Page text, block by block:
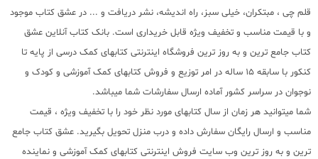
قلم چی ، مبتکران، خیلی سبز، راه اندیشه، نشر دریافت و ... در عشق کتاب موجود
و با قیمت مناسب و تخفیف ویژه قابل خریداری است. بانک کتاب آنلاین عشق
کتاب جامع ترین و به روز ترین فروشگاه اینترنتی کتابهای کمک درسی از پایه تا
کنکور با سابقه 15 ساله در امر توزیع و فروش کتابهای کمک آموزشی و کودک و
نوجوان در سراسر کشور آماده ارسال سفارشات شما میباشد.
شما میتوانید هر زمان از سال کتابهای مورد نظر خود را با تخفیف ویژه ، قیمت
مناسب و ارسال رایگان سفارش داده و درب منزل تحویل بگیرید. عشق کتاب جامع
ترین و به روز ترین وب سایت فروش اینترنتی کتابهای کمک آموزشی و نماینده